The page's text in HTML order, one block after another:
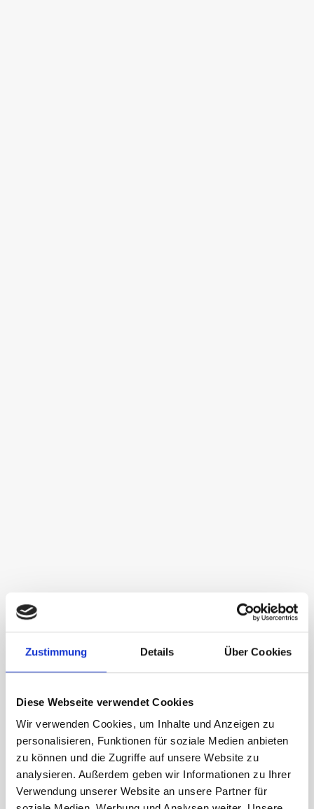
Zustimmung Details Über Cookies
Diese Webseite verwendet Cookies
Wir verwenden Cookies, um Inhalte und Anzeigen zu
personalisieren, Funktionen für soziale Medien anbieten
zu können und die Zugriffe auf unsere Website zu
analysieren. Außerdem geben wir Informationen zu Ihrer
Verwendung unserer Website an unsere Partner für
Der Traum vom
Eigenheim
Unser Team aus Finanzexperten steht bereit,
um maßgeschneiderte Lösungen zu
entwickeln, die deinen finanziellen Zielen